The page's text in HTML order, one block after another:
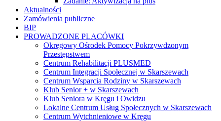
Aktualności
Zamówienia publiczne
BIP
PROWADZONE PLACÓWKI
Okręgowy Ośrodek Pomocy Pokrzywdzonym
Przestępstwem
Centrum Rehabilitacji PLUSMED
Centrum Integracji Społecznej w Skarszewach
Centrum Wsparcia Rodziny w Skarszewach
Klub Senior + w Skarszewach
Klub Seniora w Kręgu i Owidzu
Lokalne Centrum Usług Społecznych w Skarszewach
Centrum Wytchnieniowe w Kręgu